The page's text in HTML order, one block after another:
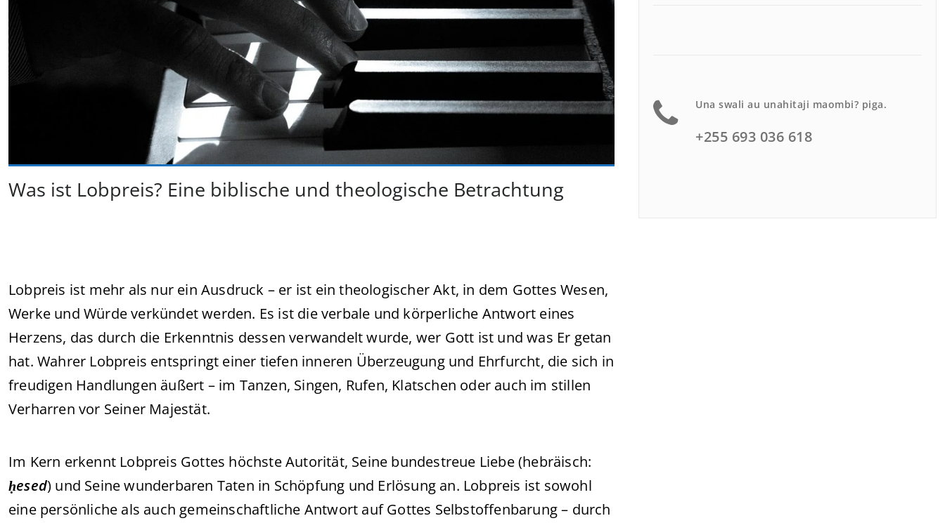
Was ist Lobpreis? Eine biblische und theologische Betrachtung
Lobpreis ist mehr als nur ein Ausdruck – er ist ein theologischer Akt, in dem Gottes Wesen,
Werke und Würde verkündet werden. Es ist die verbale und körperliche Antwort eines
Herzens, das durch die Erkenntnis dessen verwandelt wurde, wer Gott ist und was Er getan
hat. Wahrer Lobpreis entspringt einer tiefen inneren Überzeugung und Ehrfurcht, die sich in
freudigen Handlungen äußert – im Tanzen, Singen, Rufen, Klatschen oder auch im stillen
Verharren vor Seiner Majestät.
Im Kern erkennt Lobpreis Gottes höchste Autorität, Seine bundestreue Liebe (hebräisch:
ḥesed) und Seine wunderbaren Taten in Schöpfung und Erlösung an. Lobpreis ist sowohl
eine persönliche als auch gemeinschaftliche Antwort auf Gottes Selbstoffenbarung – durch
Una swali au unahitaji maombi? piga.
+255 693 036 618